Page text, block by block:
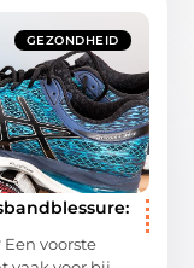
GEZONDHEID
Een voorste